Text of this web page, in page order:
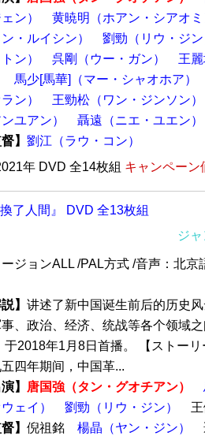
ン）
黄暁明（ホアン・シアオミ
ン・ルイシン）
劉勁（リウ・ジン
ン）
呉剛（ウー・ガン）
王
馬少[馬華]（マー・シャオホア）
ン）
王勁松（ワン・ジンソン）
ユアン）
聶遠（ニエ・ユエン）
】 劉江（ラウ・コン）
年 DVD 全14枚組 キャンペーン
換了人間』 DVD 全13枚組
ジ
ージョンALL /PAL方式 /音声：北
】 讲述了新中国诞生前后的历史
、政治、经济、统战等各个领域
于2018年1月8日首播。 【ストーリ
四年期间，中国革...
】
唐国強（タン・グオチアン）
ェイ）
劉勁（リウ・ジン）
王
】 倪祖銘 楊晶（ヤン・ジン）